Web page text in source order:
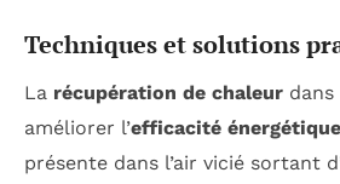
Techniques et solutions
La récupération de chaleur
améliorer l’efficacité énergétique
présente dans l’air vicié sortant